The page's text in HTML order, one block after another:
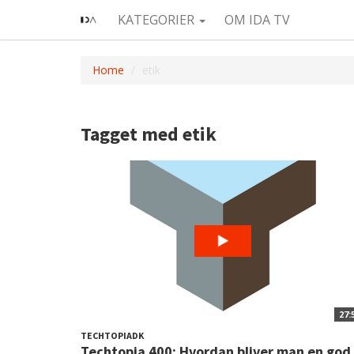
KATEGORIER OM IDA TV
Home etik
Tagget med etik
TECHTOPIADK